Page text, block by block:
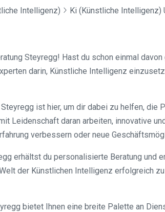
Intelligenz) Ki (Künstliche Intelligenz)
Steyregg! Hast du schon einmal
darin, Künstliche Intelligenz
Steyregg ist hier, um dir dabei zu helfen, die
Leidenschaft daran arbeiten, innovative
verbessern oder neue
erhältst du personalisierte Beratung
der Künstlichen Intelligenz erfolgreich
bietet Ihnen eine breite Palette an